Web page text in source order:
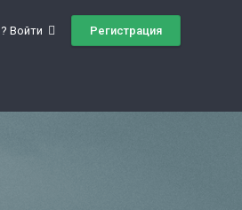
Войти Регистрация